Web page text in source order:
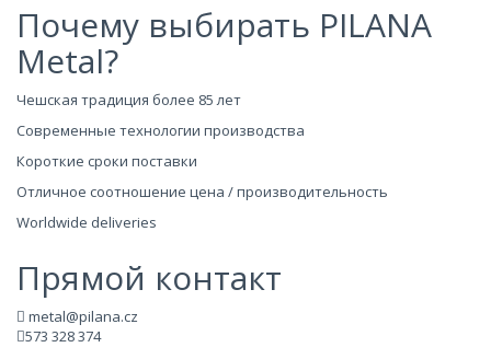
Почему выбирать PILANA
Metal?
Чешская традиция более 85 лет
Современные технологии производства
Короткие сроки поставки
Отличное соотношение цена / производительность
Worldwide deliveries
Прямой контакт
metal@pilana.cz
573 328 374